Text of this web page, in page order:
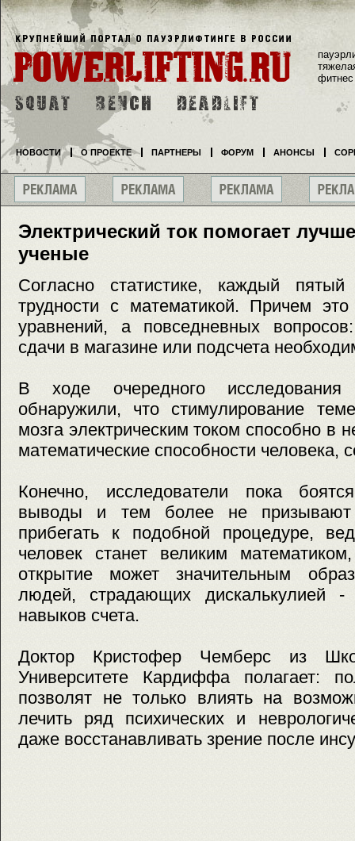
Электрический ток помогает
ученые
Согласно статистике, каждый пятый
трудности с математикой. Причем
уравнений, а повседневных
сдачи в магазине или подсчета
В ходе очередного исследования
обнаружили, что стимулирование
мозга электрическим током способно в
математические способности человека,
Конечно, исследователи пока
выводы и тем более не
прибегать к подобной процедуре,
человек станет великим
открытие может значительным
людей, страдающих дискалькулией
навыков счета.
Доктор Кристофер Чемберс из
Университете Кардиффа полагает:
позволят не только влиять на
лечить ряд психических и
даже восстанавливать зрение после
фитнес
НОВОСТИ О ПРОЕКТЕ ПАРТНЕРЫ ФОРУМ АНОНСЫ